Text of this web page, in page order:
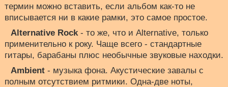
термин можно вставить, если альбом как-то не
вписывается ни в какие рамки, это самое простое.
Alternative Rock- то же, что и Alternative, только
применительно к року. Чаще всего - стандартные
гитары, барабаны плюс необычные звуковые находки.
Ambient - музыка фона. Акустические завалы с
полным отсутствием ритмики. Одна-две ноты,